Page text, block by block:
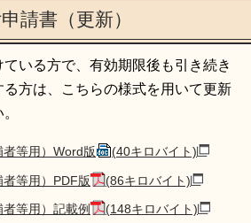
請書（更新）
いる方で、有効期限後も引き続き
方は、こちらの様式を用いて更新
等用）Word版 (40キロバイト)
等用）PDF版 (86キロバイト)
等用）記載例 (148キロバイト)